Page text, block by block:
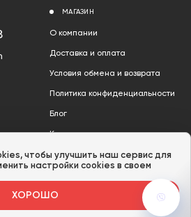
МАГАЗИН
О компании
Доставка и оплата
Условия обмена и возврата
Политика конфиденциальности
Блог
Контакты
Акции
чтобы улучшить наш сервис для
настройки cookies в своем
ХОРОШО